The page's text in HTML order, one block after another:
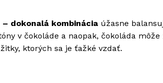
– dokonalá kombinácia úžasne
v čokoláde a naopak, čokoláda
ktorých sa je ťažké vzdať.